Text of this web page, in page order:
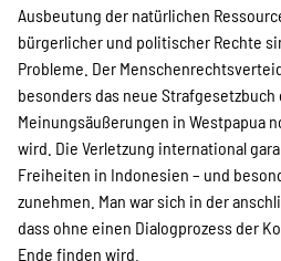
Ausbeutung der natürlichen
bürgerlicher und politischer Rechte
Probleme. Der
besonders das neue Strafgesetzbuch
Meinungsäußerungen in Westpapua
wird. Die Verletzung international
Freiheiten in Indonesien – und
zunehmen. Man war sich in der
dass ohne einen Dialogprozess der
Ende finden wird.